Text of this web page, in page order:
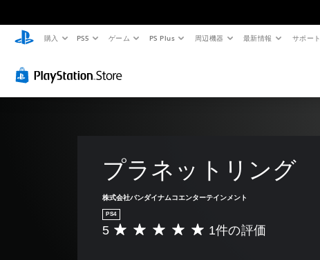
購入 PS5 ゲーム PS Plus 周辺機器 最新情報 サポート
プラネットリング
株式会社バンダイナムコエンターテインメント
PS4
評
5 1件の評価